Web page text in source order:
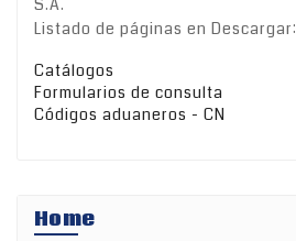
S.A.
Listado de páginas en Descargar:
Catálogos
Formularios de consulta
Códigos aduaneros - CN
Home